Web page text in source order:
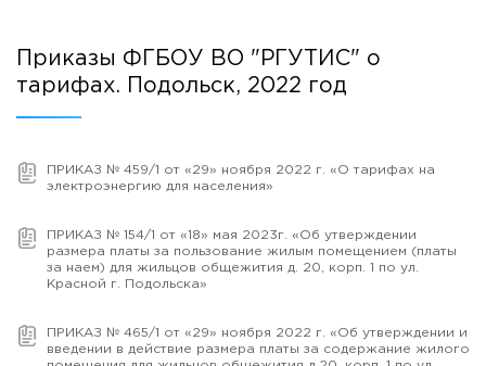
Приказы ФГБОУ ВО "РГУТИС" о
тарифах. Подольск, 2022 год
ПРИКАЗ № 459/1 от «29» ноября 2022 г. «О тарифах на
электроэнергию для населения»
ПРИКАЗ № 154/1 от «18» мая 2023г. «Об утверждении
размера платы за пользование жилым помещением (платы
за наем) для жильцов общежития д. 20, корп. 1 по ул.
Красной г. Подольска»
ПРИКАЗ № 465/1 от «29» ноября 2022 г. «Об утверждении и
введении в действие размера платы за содержание жилого